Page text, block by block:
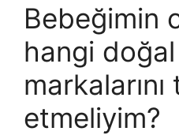
Bebeğimin
hangi
etmeliyim?